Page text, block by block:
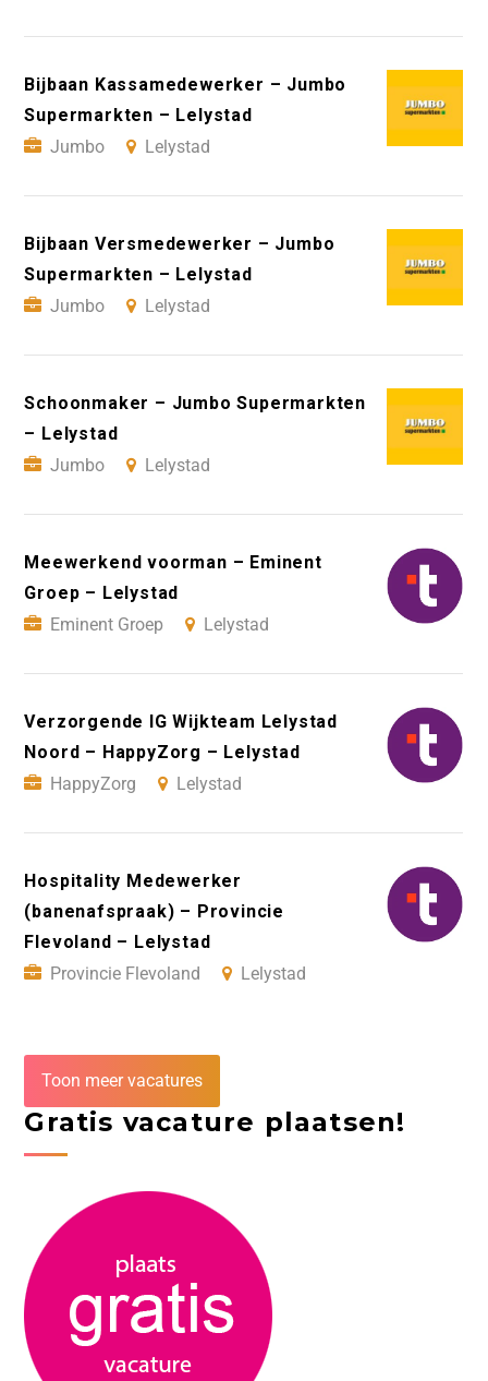
Bijbaan Kassamedewerker – Jumbo
Supermarkten – Lelystad
Jumbo
Lelystad
Bijbaan Versmedewerker – Jumbo
Supermarkten – Lelystad
Jumbo
Lelystad
Schoonmaker – Jumbo Supermarkten
– Lelystad
Jumbo
Lelystad
Meewerkend voorman – Eminent
Groep – Lelystad
Eminent Groep
Lelystad
Verzorgende IG Wijkteam Lelystad
Noord – HappyZorg – Lelystad
HappyZorg
Lelystad
Hospitality Medewerker
(banenafspraak) – Provincie
Flevoland – Lelystad
Provincie Flevoland
Lelystad
Toon meer vacatures
Gratis vacature plaatsen!